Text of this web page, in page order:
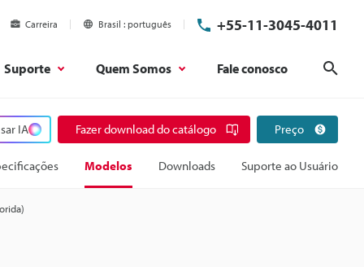
Carreira Brasil português +55-11-3045-4011
Suporte Quem Somos Fale conosco
IA Fazer download do catálogo Preço
Modelos Downloads Suporte ao Usuário